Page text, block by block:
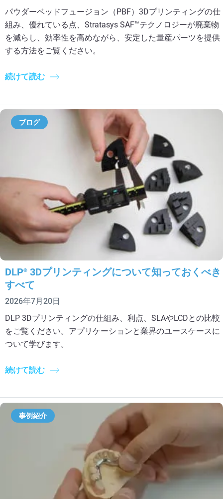
パウダーベッドフュージョン（PBF）3Dプリンティングの仕
組み、優れている点、Stratasys SAF™テクノロジーが廃棄物
を減らし、効率性を高めながら、安定した量産パーツを提供
する方法をご覧ください。
続けて読む
ブログ
DLP® 3Dプリンティングについて知っておくべき
すべて
2026年7月20日
DLP 3Dプリンティングの仕組み、利点、SLAやLCDとの比較
をご覧ください。アプリケーションと業界のユースケースに
ついて学びます。
続けて読む
事例紹介